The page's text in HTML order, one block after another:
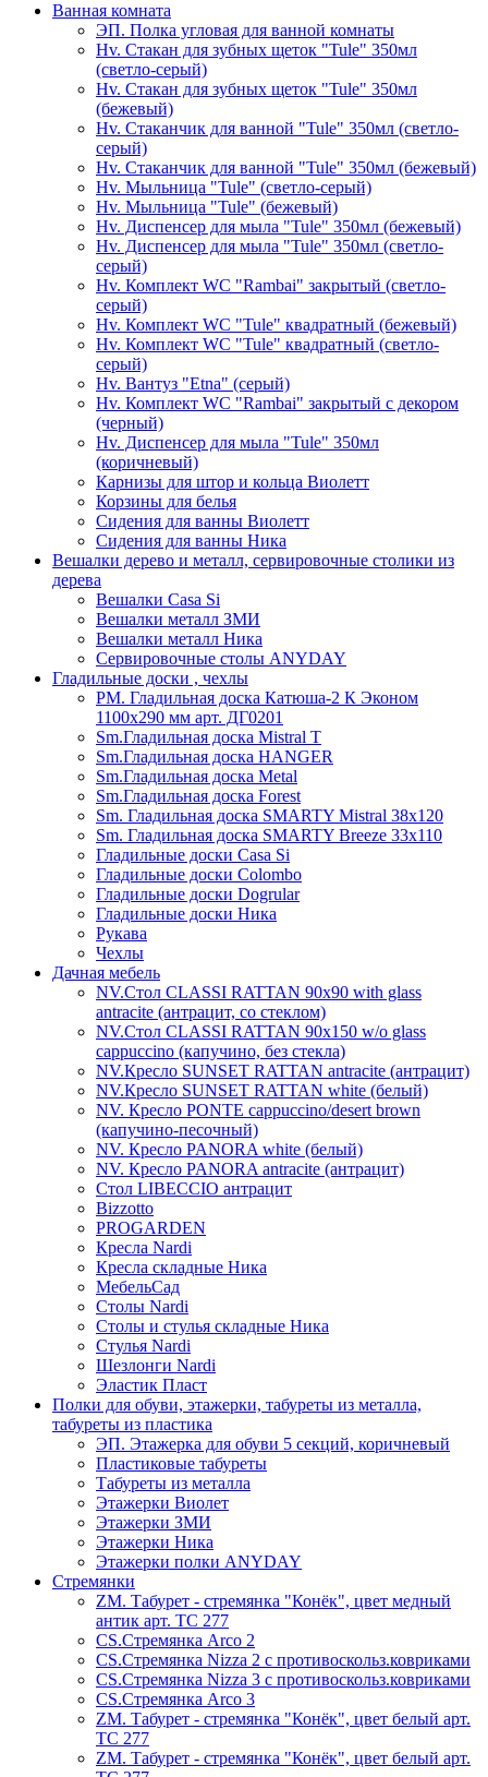
Ванная комната
ЭП. Полка угловая для ванной комнаты
Hv. Стакан для зубных щеток "Tule" 350мл
(светло-серый)
Hv. Стакан для зубных щеток "Tule" 350мл
(бежевый)
Hv. Стаканчик для ванной "Tule" 350мл (светло-
серый)
Hv. Стаканчик для ванной "Tule" 350мл (бежевый)
Hv. Мыльница "Tule" (светло-серый)
Hv. Мыльница "Tule" (бежевый)
Hv. Диспенсер для мыла "Tule" 350мл (бежевый)
Hv. Диспенсер для мыла "Tule" 350мл (светло-
серый)
Hv. Комплект WC "Rambai" закрытый (светло-
серый)
Hv. Комплект WC "Tule" квадратный (бежевый)
Hv. Комплект WC "Tule" квадратный (светло-
серый)
Hv. Вантуз "Etna" (серый)
Hv. Комплект WC "Rambai" закрытый с декором
(черный)
Hv. Диспенсер для мыла "Tule" 350мл
(коричневый)
Карнизы для штор и кольца Виолетт
Корзины для белья
Сидения для ванны Виолетт
Сидения для ванны Ника
Вешалки дерево и металл, сервировочные столики из
дерева
Вешалки Casa Si
Вешалки металл ЗМИ
Вешалки металл Ника
Сервировочные столы ANYDAY
Гладильные доски , чехлы
PM. Гладильная доска Катюша-2 К Эконом
1100х290 мм арт. ДГ0201
Sm.Гладильная доска Mistral T
Sm.Гладильная доска HANGER
Sm.Гладильная доска Metal
Sm.Гладильная доска Forest
Sm. Гладильная доска SMARTY Mistral 38x120
Sm. Гладильная доска SMARTY Breeze 33х110
Гладильные доски Casa Si
Гладильные доски Colombo
Гладильные доски Dogrular
Гладильные доски Ника
Рукава
Чехлы
Дачная мебель
NV.Стол CLASSI RATTAN 90х90 with glass
antracite (антрацит, со стеклом)
NV.Стол CLASSI RATTAN 90х150 w/o glass
cappuccino (капучино, без стекла)
NV.Кресло SUNSET RATTAN antracite (антрацит)
NV.Кресло SUNSET RATTAN white (белый)
NV. Кресло PONTE cappuccino/desert brown
(капучино-песочный)
NV. Кресло PANORA white (белый)
NV. Кресло PANORA antracite (антрацит)
Стол LIBECCIO антрацит
Bizzotto
PROGARDEN
Кресла Nardi
Кресла складные Ника
МебельСад
Столы Nardi
Столы и стулья складные Ника
Стулья Nardi
Шезлонги Nardi
Эластик Пласт
Полки для обуви, этажерки, табуреты из металла,
табуреты из пластика
ЭП. Этажерка для обуви 5 секций, коричневый
Пластиковые табуреты
Табуреты из металла
Этажерки Виолет
Этажерки ЗМИ
Этажерки Ника
Этажерки полки ANYDAY
Стремянки
ZM. Табурет - стремянка "Конёк", цвет медный
антик арт. ТС 277
CS.Стремянка Arco 2
CS.Стремянка Nizza 2 с противоскольз.ковриками
CS.Стремянка Nizza 3 с противоскольз.ковриками
CS.Стремянка Arco 3
ZM. Табурет - стремянка "Конёк", цвет белый арт.
ТС 277
ZM. Табурет - стремянка "Конёк", цвет белый арт.